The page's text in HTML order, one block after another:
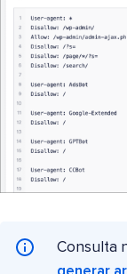
Consulta